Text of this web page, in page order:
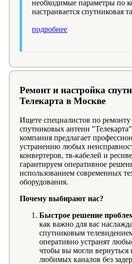
необходимые параметры по
настраивается спутниковая
подробнее
Ремонт и настройка
Телекарта в Москве
Ищете специалистов по ремонту
спутниковых антенн
компания предлагает
устранению любых
конвертеров, тв-кабелей и
гарантируем оперативное
использованием современных
оборудования.
Почему выбирают нас?
Быстрое решение
как важно для вас
спутниковым
оперативно устранят
чтобы вы могли вернуться
любимых каналов без